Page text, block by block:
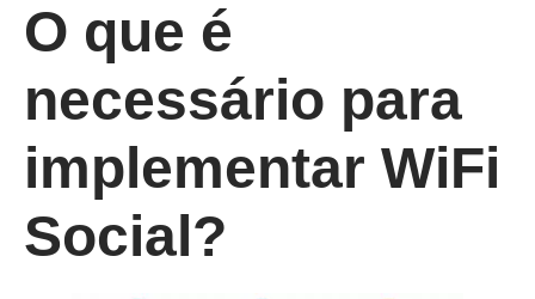
O que é
necessário para
implementar WiFi
Social ?